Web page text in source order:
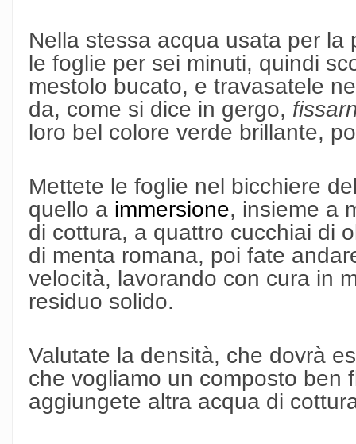
Nella stessa acqua usata per
le foglie per sei minuti, quindi
mestolo bucato, e travasatele
da, come si dice in gergo,
loro bel colore verde brillante,
Mettete le foglie nel bicchiere
quello a immersione, insieme a
di cottura, a quattro cucchiai di
di menta romana, poi fate
velocità, lavorando con cura in
residuo solido.
Valutate la densità, che dovrà
che vogliamo un composto ben
aggiungete altra acqua di